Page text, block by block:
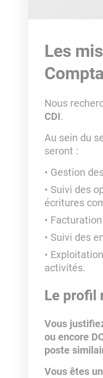
Les
Nous
CDI.
Au sein du
seront :
Gestion
Suivi des
écritures
Suivi des
activités.
Le profil
Vous
ou encore
poste
Vous êtes